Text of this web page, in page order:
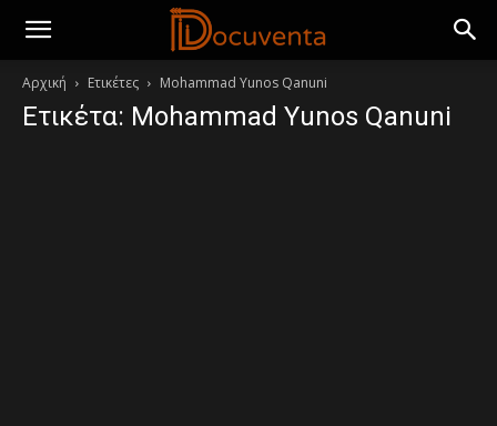
Αρχική Ετικέτες Mohammad Yunos Qanuni
Ετικέτα: Mohammad Yunos Qanuni